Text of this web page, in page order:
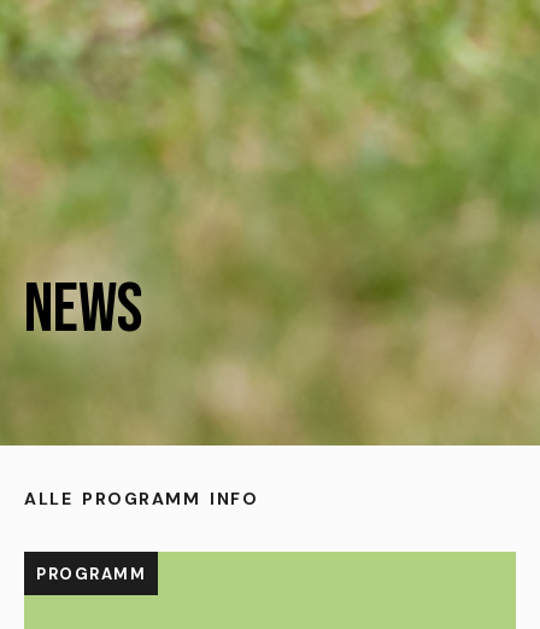
News
ALLE PROGRAMM INFO
PROGRAMM